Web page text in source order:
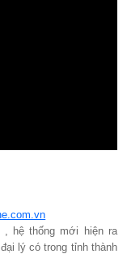
hệ thống mới hiện ra
lý có trong tỉnh thành